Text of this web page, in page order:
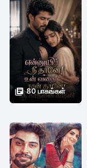
 80 பாகங்கள்